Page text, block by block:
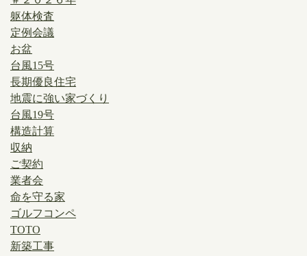
躯体検査
定例会議
お盆
台風15号
長期優良住宅
地震に強い家づくり
台風19号
構造計算
収納
ご契約
業者会
命を守る家
ゴルフコンペ
TOTO
新築工事